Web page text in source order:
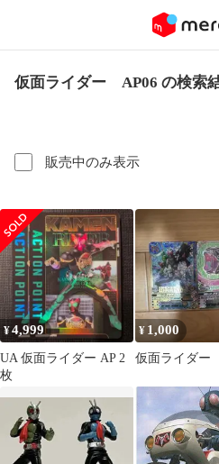
仮面ライダー AP06 の検索
販売中のみ表示
¥4,999
UA 仮面ライダー AP 2
枚
¥ 1,000
仮面ライダー